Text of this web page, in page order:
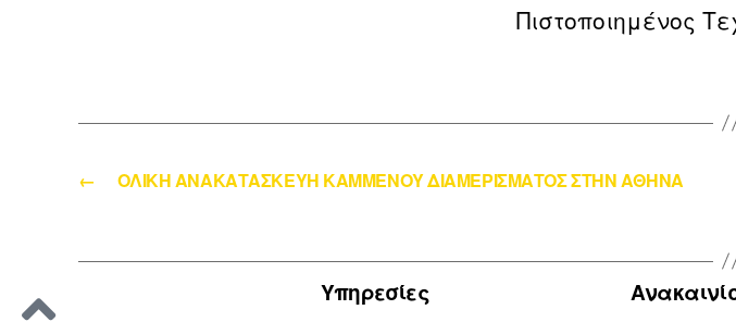
Πιστοποιημένος
← ΟΛΙΚΗ ΑΝΑΚΑΤΑΣΚΕΥΗ ΚΑΜΜΕΝΟΥ ΔΙΑΜΕΡΙΣΜΑΤΟΣ ΣΤΗΝ ΑΘΗΝΑ
Υπηρεσίες